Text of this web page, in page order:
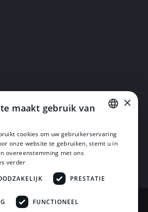
Meubelen & Horsten Slaapcomfort
DUTCH
×
maakt gebruik van
cookies om uw gebruikerservaring
onze website te gebruiken, stemt u in
overeenstemming met ons
verder
PRESTATIE
FUNCTIONEEL